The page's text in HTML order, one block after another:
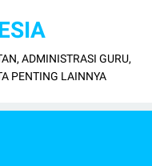
ADMINISTRASI GURU,
PENTING LAINNYA